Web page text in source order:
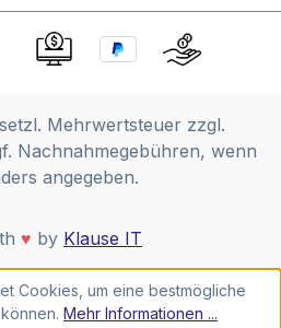
Mehrwertsteuer zzgl.
Nachnahmegebühren, wenn
angegeben.
♥ by Klause IT
Cookies, um eine bestmögliche
Mehr Informationen ...